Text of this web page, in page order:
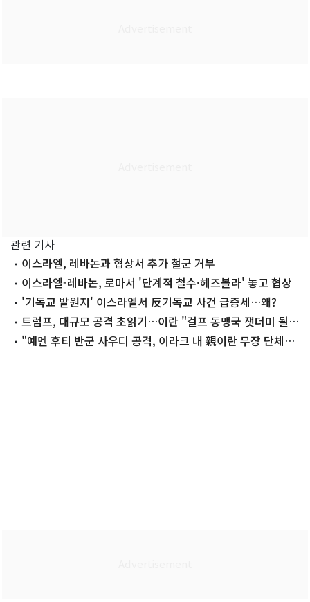
관련 기사
이스라엘, 레바논과 협상서 추가 철군 거부
이스라엘-레바논, 로마서 '단계적 철수·헤즈볼라' 놓고 협상
'기독교 발원지' 이스라엘서 反기독교 사건 급증세…왜?
트럼프, 대규모 공격 초읽기…이란 "걸프 동맹국 잿더미 될
것"(종합)
"예멘 후티 반군 사우디 공격, 이라크 내 親이란 무장 단체와